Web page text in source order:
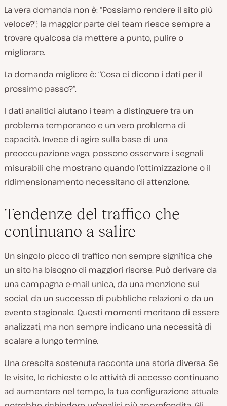
La vera domanda non è: “Possiamo rendere il sito più
veloce?”; la maggior parte dei team riesce sempre a
trovare qualcosa da mettere a punto, pulire o
migliorare.
La domanda migliore è: “Cosa ci dicono i dati per il
prossimo passo?”.
I dati analitici aiutano i team a distinguere tra un
problema temporaneo e un vero problema di
capacità. Invece di agire sulla base di una
preoccupazione vaga, possono osservare i segnali
misurabili che mostrano quando l’ottimizzazione o il
ridimensionamento necessitano di attenzione.
Tendenze del traffico che
continuano a salire
Un singolo picco di traffico non sempre significa che
un sito ha bisogno di maggiori risorse. Può derivare da
una campagna e-mail unica, da una menzione sui
social, da un successo di pubbliche relazioni o da un
evento stagionale. Questi momenti meritano di essere
analizzati, ma non sempre indicano una necessità di
scalare a lungo termine.
Una crescita sostenuta racconta una storia diversa. Se
le visite, le richieste o le attività di accesso continuano
ad aumentare nel tempo, la tua configurazione attuale